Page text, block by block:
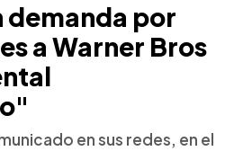
demanda por
a Warner Bros
en sus redes, en el